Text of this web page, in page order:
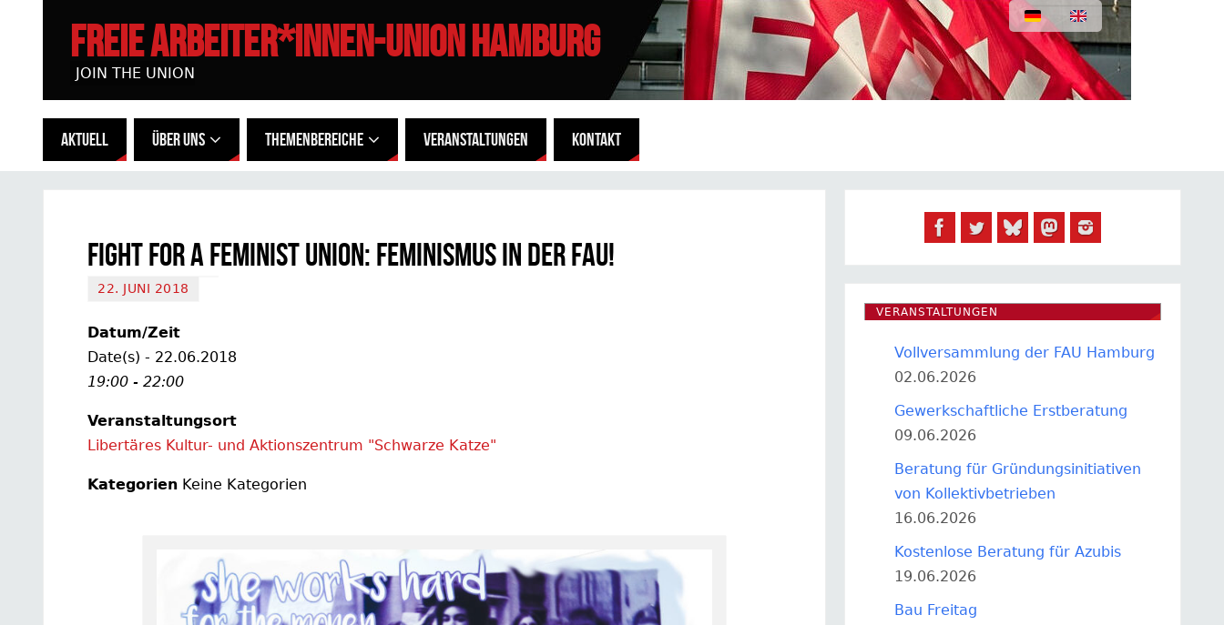
FREIE ARBEITER*INNEN-UNION HAMBURG
JOIN THE UNION
AKTUELL ÜBER UNS THEMENBEREICHE VERANSTALTUNGEN KONTAKT
Fight for a Feminist Union: Feminismus in der FAU!
22. JUNI 2018
Datum/Zeit
Date(s) - 22.06.2018
19:00 - 22:00
Veranstaltungsort
Libertäres Kultur- und Aktionszentrum "Schwarze Katze"
Kategorien Keine Kategorien
VERANSTALTUNGEN
Vollversammlung der FAU Hamburg
02.06.2026
Gewerkschaftliche Erstberatung
09.06.2026
Beratung für Gründungsinitiativen
von Kollektivbetrieben
16.06.2026
Kostenlose Beratung für Azubis
19.06.2026
Bau Freitag